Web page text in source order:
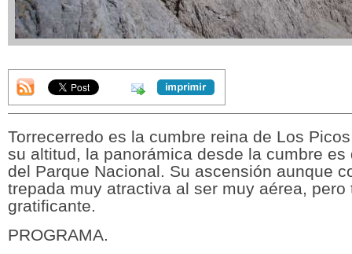
Torrecerredo es la cumbre reina de Los
su altitud, la panorámica desde la cumbre es
del Parque Nacional. Su ascensión aunque
trepada muy atractiva al ser muy aérea, pero
gratificante.
PROGRAMA.